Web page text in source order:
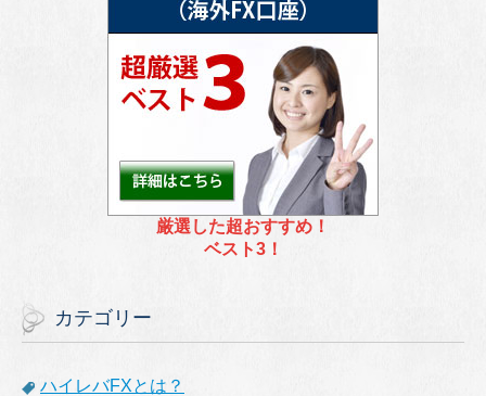
厳選した超おすすめ！
ベスト3！
カテゴリー
ハイレバFXとは？